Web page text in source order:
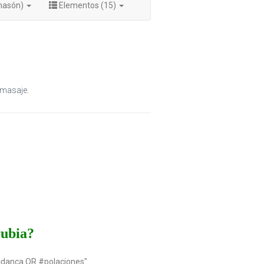
Elementos (15)
OR #polaciones"